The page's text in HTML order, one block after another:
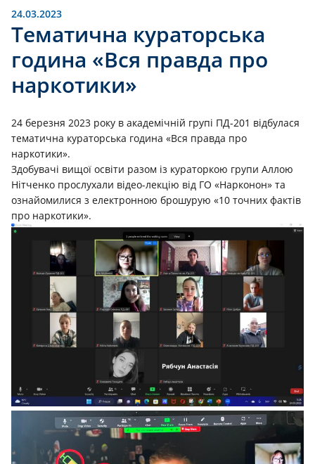
24.03.2023
Тематична кураторська
година «Вся правда про
наркотики»
24 березня 2023 року в академічній групі ПД-201 відбулася
тематична кураторська година «Вся правда про
наркотики».
Здобувачі вищої освіти разом із кураторкою групи Аллою
Нітченко прослухали відео-лекцію від ГО «Нарконон» та
ознайомилися з електронною брошурую «10 точних фактів
про наркотики».